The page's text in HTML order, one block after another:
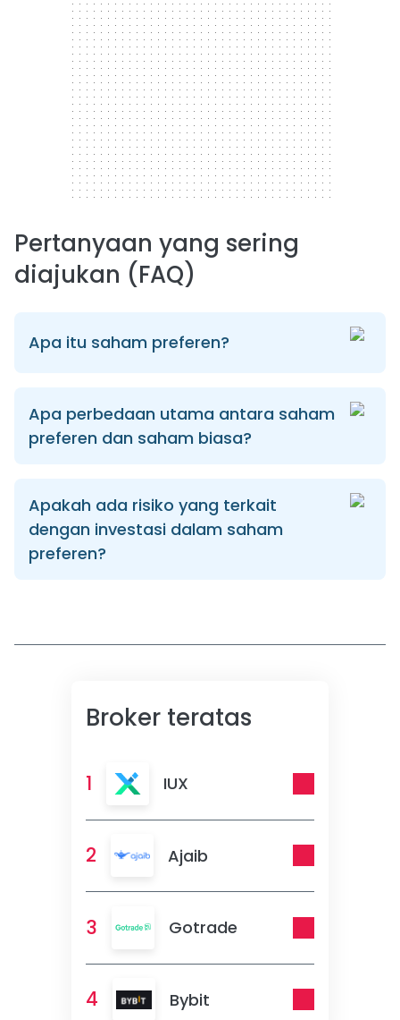
Pertanyaan yang sering
diajukan (FAQ)
Apa itu saham preferen?
Apa perbedaan utama antara saham
preferen dan saham biasa?
Apakah ada risiko yang terkait
dengan investasi dalam saham
preferen?
Broker teratas
1 IUX
2 Ajaib
3 Gotrade
4 Bybit